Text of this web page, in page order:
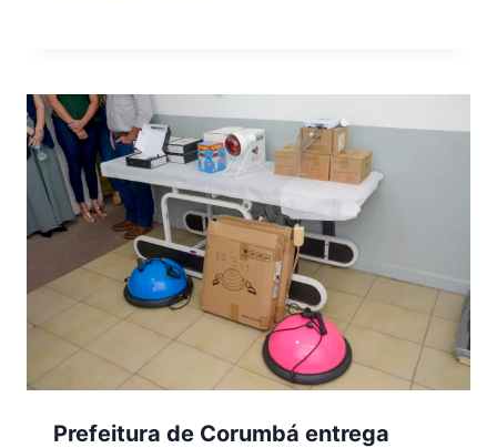
Prefeitura de Corumbá entrega